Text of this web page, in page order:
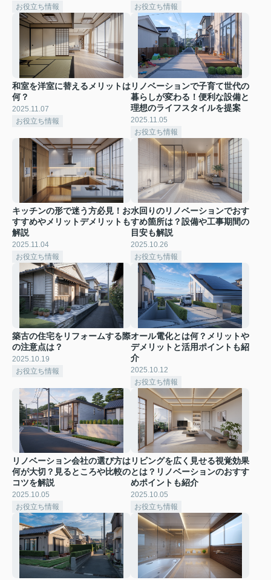
お役立ち情報
お役立ち情報
和室を洋室に替えるメリットは
何？
2025.11.07
お役立ち情報
リノベーションで子育て世代の
暮らしが変わる！便利な設備と
理想のライフスタイルを提案
2025.11.05
お役立ち情報
キッチンの形で迷う方必見！お
すすめやメリットデメリットも
解説
2025.11.04
お役立ち情報
水回りのリノベーションでおす
すめ箇所は？設備や工事期間の
目安も解説
2025.10.26
お役立ち情報
築古の住宅をリフォームする際
の注意点は？
2025.10.19
お役立ち情報
オール電化とは何？メリットや
デメリットと活用ポイントも紹
介
2025.10.12
お役立ち情報
リノベーション会社の選び方は
何が大切？見るところや比較の
コツを解説
2025.10.05
お役立ち情報
リビングを広く見せる視覚効果
とは？リノベーションのおすす
めポイントも紹介
2025.10.05
お役立ち情報